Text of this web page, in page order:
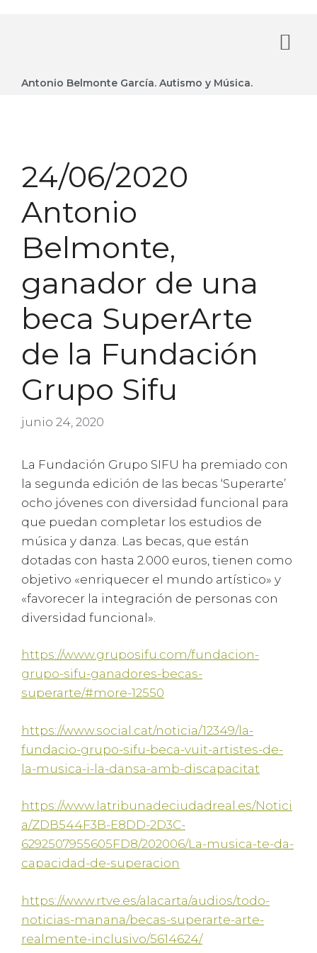
Antonio Belmonte García. Autismo y Música.
24/06/2020
Antonio
Belmonte,
ganador de una
beca SuperArte
de la Fundación
Grupo Sifu
junio 24, 2020
La Fundación Grupo SIFU ha premiado con
la segunda edición de las becas ‘Superarte’
ocho jóvenes con diversidad funcional para
que puedan completar los estudios de
música y danza. Las becas, que están
dotadas con hasta 2.000 euros, tienen como
objetivo «enriquecer el mundo artístico» y
«favorecer la integración de personas con
diversidad funcional».
https://www.gruposifu.com/fundacion-
grupo-sifu-ganadores-becas-
superarte/#more-12550
https://www.social.cat/noticia/12349/la-
fundacio-grupo-sifu-beca-vuit-artistes-de-
la-musica-i-la-dansa-amb-discapacitat
https://www.latribunadeciudadreal.es/Notici
a/ZDB544F3B-E8DD-2D3C-
6292507955605FD8/202006/La-musica-te-da-
capacidad-de-superacion
https://www.rtve.es/alacarta/audios/todo-
noticias-manana/becas-superarte-arte-
realmente-inclusivo/5614624/